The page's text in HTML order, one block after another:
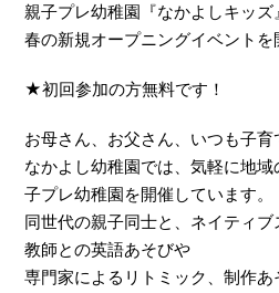
親子プレ幼稚園『なかよしキッズ』
春の新規オープニングイベントを
★初回参加の方無料です！
お母さん、お父さん、いつも子育
なかよし幼稚園では、気軽に地
子プレ幼稚園を開催しています。
同世代の親子同士と、ネイティ
教師との英語あそびや
専門家によるリトミック、制作